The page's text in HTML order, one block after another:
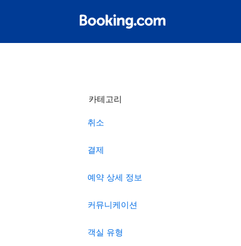
카테고리
취소
결제
예약 상세 정보
커뮤니케이션
객실 유형